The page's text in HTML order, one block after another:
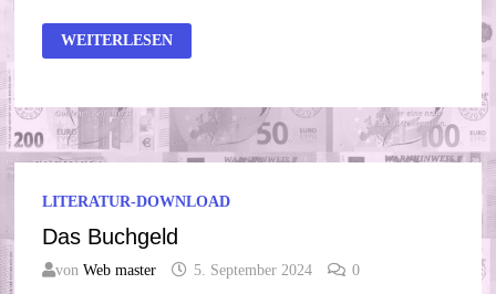
TAG
DER
WEITERLESEN
LITERATUR-DOWNLOAD
Das Buchgeld
vonWeb master 5. September 2024 0